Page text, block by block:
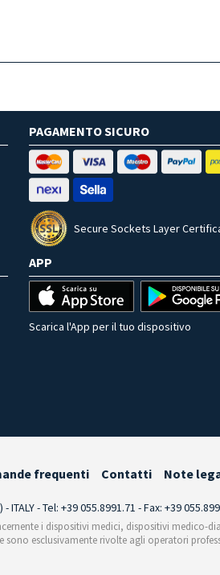
PAGAMENTO SICURO
Secure Sockets Layer
APP
Scarica l'App per il tuo dispositivo
frequenti Contatti Note
- Tel: +39 055.8991.71 - Fax: +39
i dispositivi medici, dispositivi medico-
esclusivamente rivolte agli operatori